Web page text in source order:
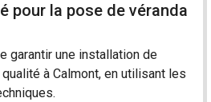
pour la pose de véranda
garantir une installation de
à Calmont, en utilisant les